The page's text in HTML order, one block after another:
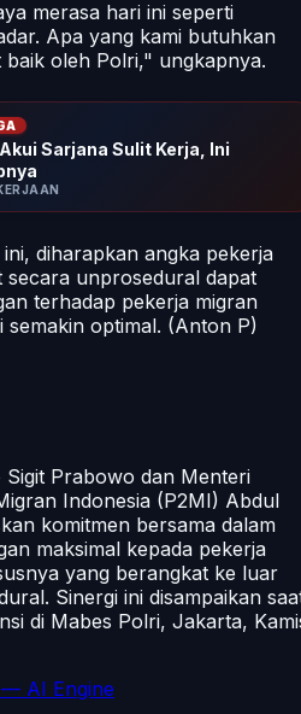
merasa hari ini seperti
Apa yang kami butuhkan
baik oleh Polri," ungkapnya.
Sarjana Sulit Kerja, Ini
diharapkan angka pekerja
secara unprosedural dapat
terhadap pekerja migran
semakin optimal. (Anton P)
Prabowo dan Menteri
Indonesia (P2MI) Abdul
komitmen bersama dalam
maksimal kepada pekerja
yang berangkat ke luar
Sinergi ini disampaikan
di Mabes Polri, Jakarta,
— AI Engine